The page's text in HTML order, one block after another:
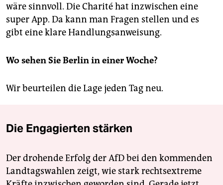
wäre sinnvoll. Die Charité hat inzwischen eine
super App. Da kann man Fragen stellen und es
gibt eine klare Handlungsanweisung.
Wo sehen Sie Berlin in einer Woche?
Wir beurteilen die Lage jeden Tag neu.
Die Engagierten stärken
Der drohende Erfolg der AfD bei den kommenden
Landtagswahlen zeigt, wie stark rechtsextreme